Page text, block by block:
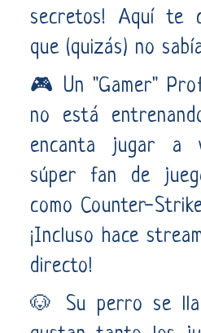
secretos! Aquí te
que (quizás) no
🎮 Un "Gamer"
no está
encanta jugar a
súper fan de
como Counter-
¡Incluso hace
directo!
🐶 Su perro se